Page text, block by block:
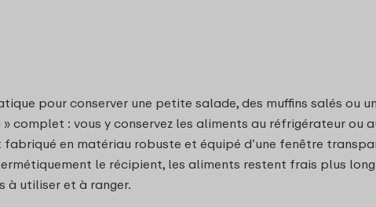
pour conserver une petite salade, des muffins salés ou
complet : vous y conservez les aliments au réfrigérateur ou
en matériau robuste et équipé d’une fenêtre
le récipient, les aliments restent frais plus
à utiliser et à ranger.